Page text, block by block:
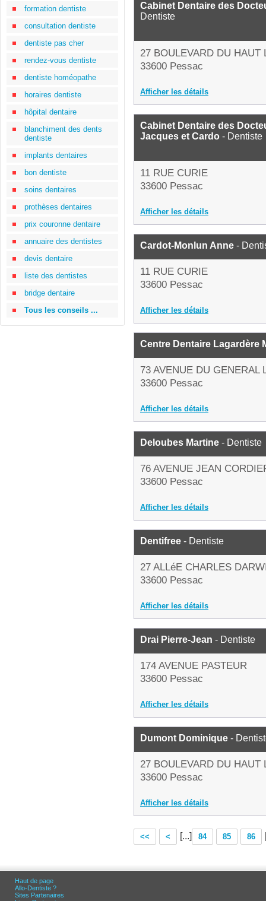
formation dentiste
consultation dentiste
dentiste pas cher
rendez-vous dentiste
dentiste homéopathe
horaires dentiste
hôpital dentaire
blanchiment des dents
dentiste
implants dentaires
bon dentiste
soins dentaires
prothèses dentaires
prix couronne dentaire
annuaire des dentistes
devis dentaire
liste des dentistes
bridge dentaire
Tous les conseils ...
Cabinet Dentaire des
Dentiste
27 BOULEVARD DU HAUT
33600 Pessac
Afficher les détails
Cabinet Dentaire des
Jacques et Cardo - Dentiste
11 RUE CURIE
33600 Pessac
Afficher les détails
Cardot-Monlun Anne -
11 RUE CURIE
33600 Pessac
Afficher les détails
Centre Dentaire Lagardère
73 AVENUE DU GENERAL
33600 Pessac
Afficher les détails
Deloubes Martine - Dentiste
76 AVENUE JEAN
33600 Pessac
Afficher les détails
Dentifree - Dentiste
27 ALLéE CHARLES
33600 Pessac
Afficher les détails
Drai Pierre-Jean - Dentiste
174 AVENUE PASTEUR
33600 Pessac
Afficher les détails
Dumont Dominique -
27 BOULEVARD DU HAUT
33600 Pessac
Afficher les détails
<< < [...] 84 85 86
Haut de page
Allo-Dentiste ?
Sites Partenaires